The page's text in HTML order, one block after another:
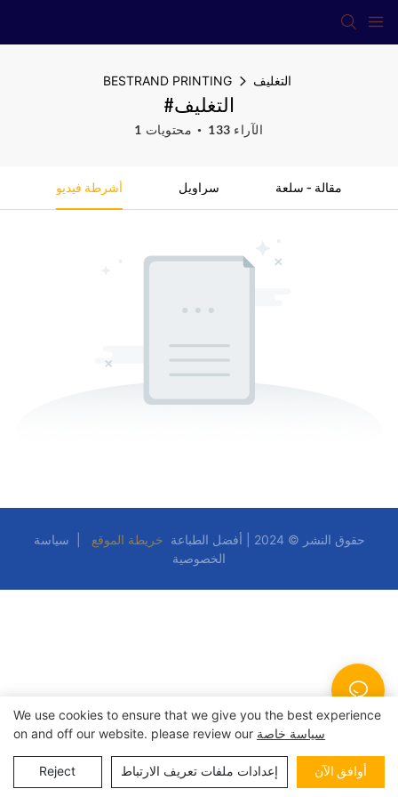
BESTRAND PRINTING التغليف
#التغليف
1 محتويات 133 الآراء
أشرطة فيديو سراويل مقالة - سلعة
حقوق النشر © 2024 | أفضل الطباعة خريطة الموقع
سياسة
الخصوصية
We use cookies to ensure that we give you the best experience
on and off our website. please review our سياسة خاصة
Reject إعدادات ملفات تعريف الارتباط أوافق الآن